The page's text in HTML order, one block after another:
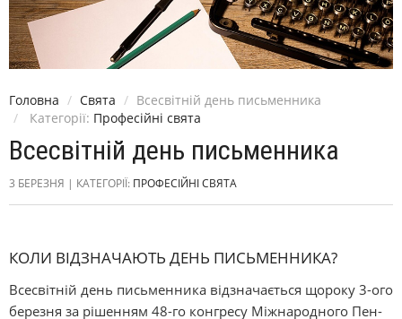
Головна Свята
Всесвітній день письменника
Категорії: Професійні свята
Всесвітній день письменника
3 БЕРЕЗНЯ | КАТЕГОРІЇ: ПРОФЕСІЙНІ СВЯТА
КОЛИ ВІДЗНАЧАЮТЬ ДЕНЬ ПИСЬМЕННИКА?
Всесвітній день письменника відзначається щороку 3-ого
березня за рішенням 48-го конгресу Міжнародного Пен-